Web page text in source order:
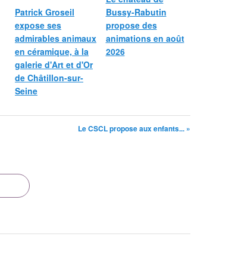
Patrick Groseil
expose ses
admirables animaux
en céramique, à la
galerie d'Art et d'Or
de Châtillon-sur-
Seine
Bussy-Rabutin
propose des
animations en août
2026
Le CSCL propose aux enfants... »